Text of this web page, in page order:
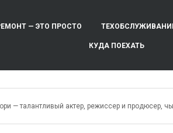
— ЭТО ПРОСТО
КУДА ПОЕХАТЬ
— талантливый актер, режиссер и продюсер,